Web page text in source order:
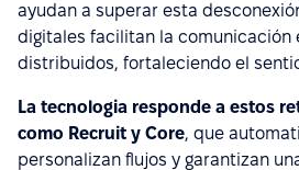
ayudan a superar esta
digitales facilitan la comunicación
distribuidos, fortaleciendo el
La tecnologia responde a estos
como Recruit y Core, que
personalizan flujos y garantizan